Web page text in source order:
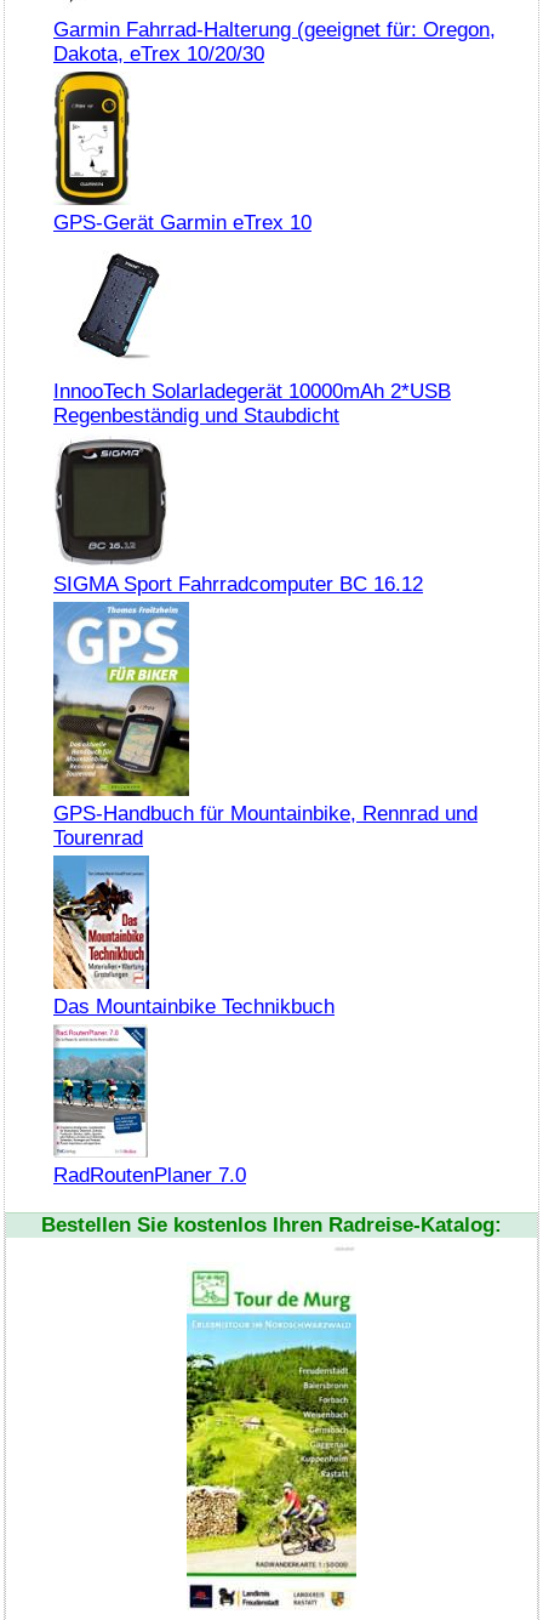
Garmin Fahrrad-Halterung (geeignet für: Oregon,
Dakota, eTrex 10/20/30
GPS-Gerät Garmin eTrex 10
InnooTech Solarladegerät 10000mAh 2*USB
Regenbeständig und Staubdicht
SIGMA Sport Fahrradcomputer BC 16.12
GPS-Handbuch für Mountainbike, Rennrad und
Tourenrad
Das Mountainbike Technikbuch
RadRoutenPlaner 7.0
Bestellen Sie kostenlos Ihren Radreise-Katalog: